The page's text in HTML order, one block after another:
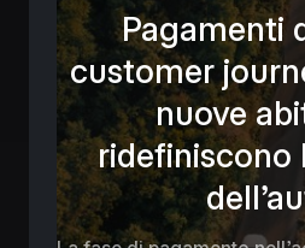
stesso tempo, i clienti si
un’esperienza moderna,
lungo tutti i touchpoint. Per
concessionaria, questo
non basta più: per restare
saper governare con
del business.
Pagamenti
customer
nuove
ridefiniscono